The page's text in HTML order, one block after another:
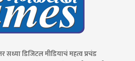
सध्या डिजिटल मीडियाचं महत्व प्रचंड